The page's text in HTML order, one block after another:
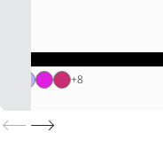
+8